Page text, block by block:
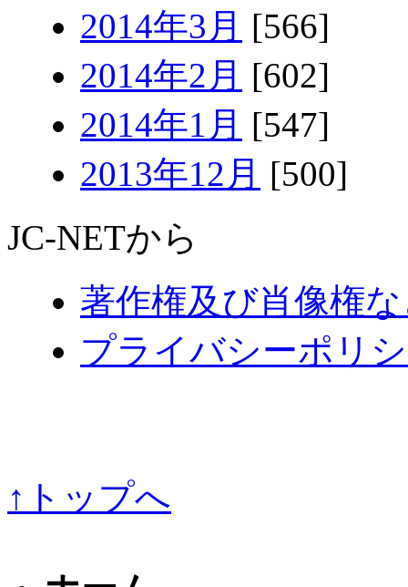
2014年3月 [566]
2014年2月 [602]
2014年1月 [547]
2013年12月 [500]
JC-NETから
著作権及び肖像権
プライバシーポリ
↑トップへ